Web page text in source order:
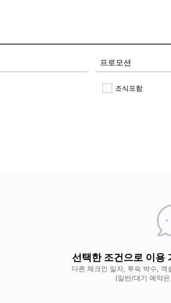
프로모션
조식포함
선택한 조건으로 이용
다른 체크인 일자, 투숙 박수,
(일반/대기 예약